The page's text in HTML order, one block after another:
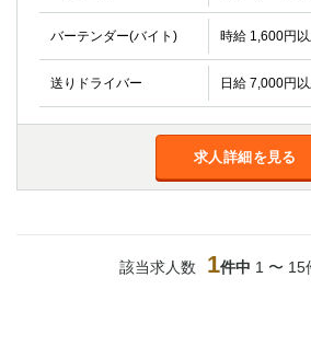
バーテンダー(バイト) 時給 1,600円
送りドライバー 日給 7,000円
求人詳細を見る
該当求人数 1件中 1 〜 15
湯島
久米川
市川
西麻布
神奈川県
横浜
川崎
溝の口
武蔵小杉
橋本